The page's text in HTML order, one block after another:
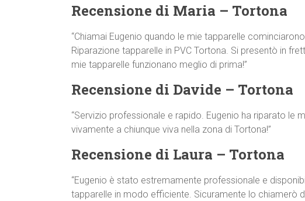
Recensione di Maria – Tortona
“Chiamai Eugenio quando le mie tapparelle
Riparazione tapparelle in PVC Tortona. Si presentò in
mie tapparelle funzionano meglio di prima!”
Recensione di Davide – Tortona
“Servizio professionale e rapido. Eugenio ha riparato le
vivamente a chiunque viva nella zona di Tortona!”
Recensione di Laura – Tortona
“Eugenio è stato estremamente professionale e
tapparelle in modo efficiente. Sicuramente lo chiamerò